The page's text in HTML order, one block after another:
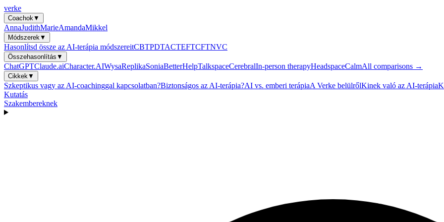
verke
Coachok▼
AnnaJudithMarieAmandaMikkel
Módszerek▼
Hasonlítsd össze az AI-terápia módszereitCBTPDTACTEFTCFTNVC
Összehasonlítás ▼
ChatGPTClaude.aiCharacter.AIWysaReplikaSoniaBetterHelpTalkspaceCerebralIn-person therapyHeadspaceCalmAll comparisons →
Cikkek▼
Szkeptikus vagy az AI-coachinggal kapcsolatban?Biztonságos az AI-terápia?AI vs. emberi terápiaA Verke belülrőlKinek való az AI-terápia
Kutatás
Szakembereknek